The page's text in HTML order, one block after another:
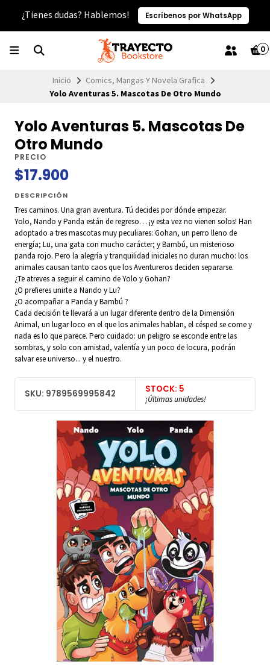
¿Tienes dudas? Hablemos! Escríbenos por WhatsApp
0
Inicio
Comics, Mangas Y Novela Grafica
Yolo Aventuras 5. Mascotas De Otro Mundo
Yolo Aventuras 5. Mascotas De
Otro Mundo
PRECIO
$17.900
DESCRIPCIÓN
Tres caminos. Una gran aventura. Tú decides por dónde empezar.
Yolo, Nando y Panda están de regreso… ¡y esta vez no vienen solos! Han
adoptado a tres mascotas muy peculiares: Gohan, un perro lleno de
energía; Lu, una gata con mucho carácter; y Bambú, un misterioso
panda rojo. Pero la alegría y tranquilidad iniciales no duran mucho: los
animales causan tanto caos que los Aventureros deciden separarse.
¿Te atreves a seguir el camino de Yolo y Gohan?
¿O prefieres unirte a Nando y Lu?
¿O acompañar a Panda y Bambú ?
Cada decisión te llevará a un lugar diferente dentro de la Dimensión
Animal, un lugar loco en el que los animales hablan, el césped se come y
nada es lo que parece. Pero cuidado: un peligro se esconde entre las
sombras, y solo con amistad, valentía y un poco de locura, podrán
salvar ese universo... y el nuestro.
SKU: 9789569995842 STOCK: 5
¡Últimas unidades!